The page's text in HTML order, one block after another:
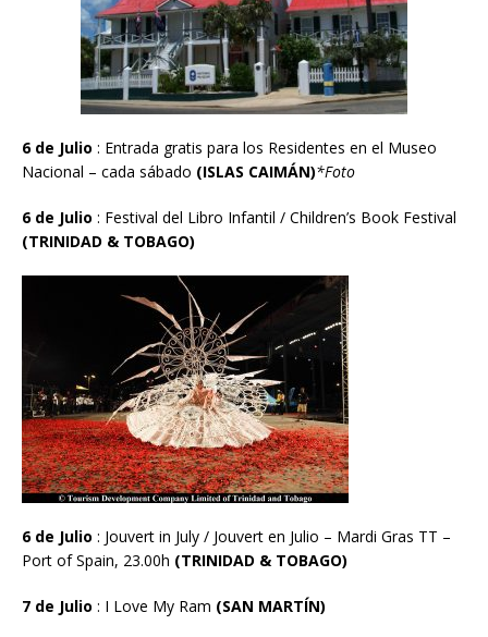
6 de Julio : Entrada gratis para los Residentes en el Museo
Nacional – cada sábado (ISLAS CAIMÁN)*Foto
6 de Julio : Festival del Libro Infantil / Children’s Book Festival
(TRINIDAD & TOBAGO)
6 de Julio : Jouvert in July / Jouvert en Julio – Mardi Gras TT –
Port of Spain, 23.00h (TRINIDAD & TOBAGO)
7 de Julio : I Love My Ram (SAN MARTÍN)